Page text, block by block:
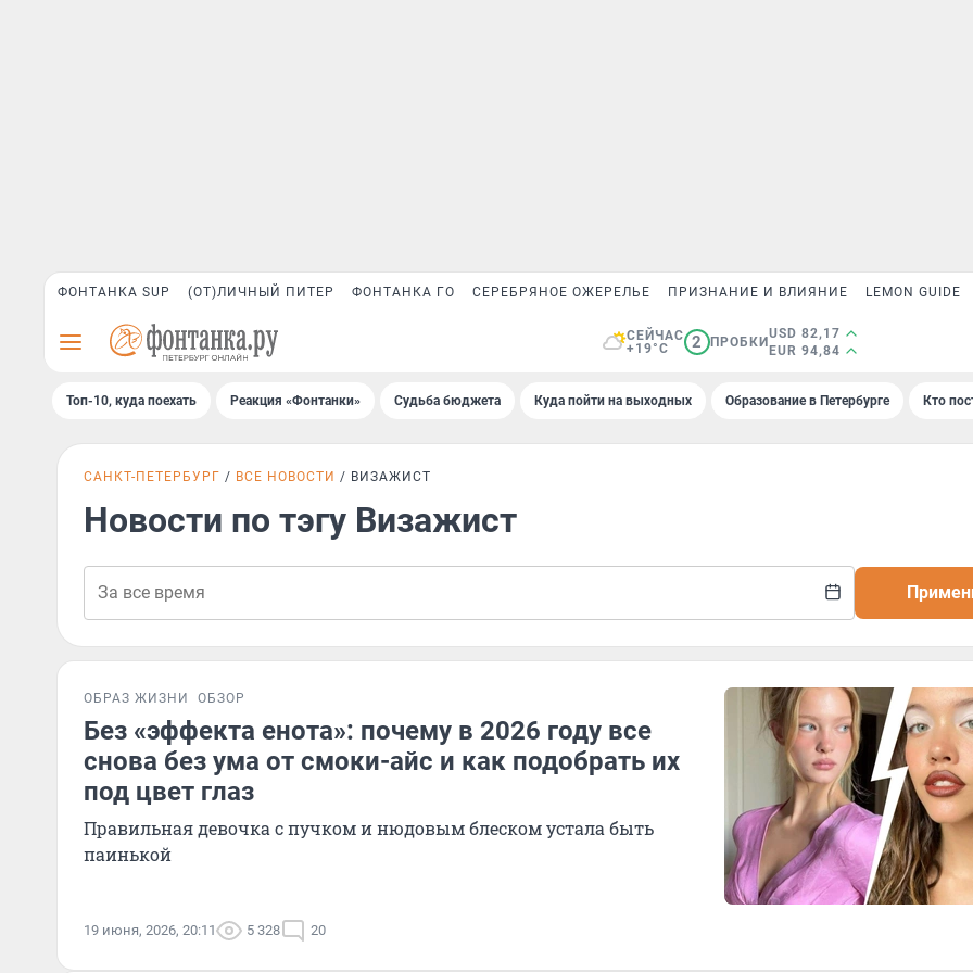
ФОНТАНКА SUP (ОТ)ЛИЧНЫЙ ПИТЕР ФОНТАНКА ГО СЕРЕБРЯНОЕ ОЖЕРЕЛЬЕ ПРИЗНАНИЕ И ВЛИЯНИЕ LEMON GUIDE
СЕЙЧАС
+19°C
2 ПРОБКИ
USD 82,17
EUR 94,84
Топ-10, куда поехать Реакция «Фонтанки» Судьба бюджета Куда пойти на выходных Образование в Петербурге Кто
САНКТ-ПЕТЕРБУРГ ВСЕ НОВОСТИ ВИЗАЖИСТ
Новости по тэгу Визажист
ОБРАЗ ЖИЗНИ ОБЗОР
Без «эффекта енота»: почему в 2026 году все
снова без ума от смоки-айс и как подобрать их
под цвет глаз
Правильная девочка с пучком и нюдовым блеском устала быть
паинькой
19 июня, 2026, 20:11 5 328 20